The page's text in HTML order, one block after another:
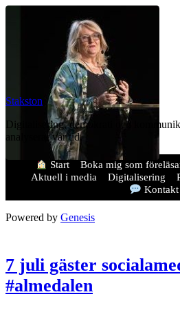
Stakston
Digitalisering, demokrati och
analyserar vår tid.
Start Boka mig som
Aktuell i media
Digitalisering
Kontakt
Powered by Genesis
7 juli gäster
#almedalen